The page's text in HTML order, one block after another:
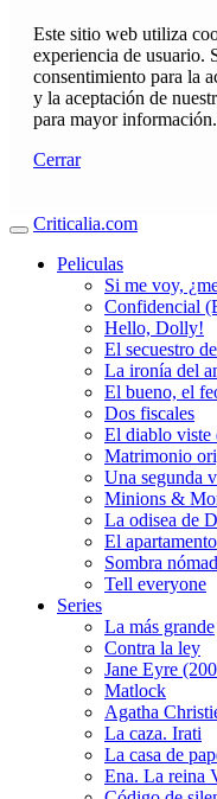
Este sitio web utiliza
experiencia de usuario.
consentimiento para la
y la aceptación de
para mayor información.
Cerrar
Criticalia.com
Peliculas
Si me voy,
Confidencial
Hello, Dolly!
El secuestro
La ironía del
El bueno, el
Dos fiscales
El diablo viste
Matrimonio
Una segunda
Minions &
La odisea de
El apartamento
Sombra
Tell everyone
Series
La más grande
Contra la ley
Jane Eyre
Matlock
Agatha
La caza. Irati
La casa de
Ena. La reina